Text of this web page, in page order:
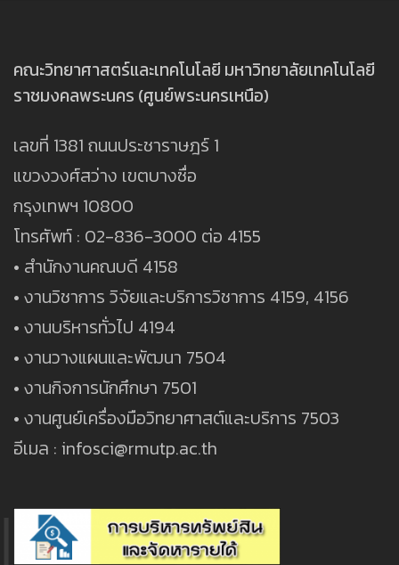
คณะวิทยาศาสตร์และเทคโนโลยี มหาวิทยาลัยเทคโนโลยี
ราชมงคลพระนคร (ศูนย์พระนครเหนือ)
เลขที่ 1381 ถนนประชาราษฎร์ 1
แขวงวงศ์สว่าง เขตบางซื่อ
กรุงเทพฯ 10800
โทรศัพท์ : 02-836-3000 ต่อ 4155
• สำนักงานคณบดี 4158
• งานวิชาการ วิจัยและบริการวิชาการ 4159, 4156
• งานบริหารทั่วไป 4194
• งานวางแผนและพัฒนา 7504
• งานกิจการนักศึกษา 7501
• งานศูนย์เครื่องมือวิทยาศาสต์และบริการ 7503
อีเมล : infosci@rmutp.ac.th